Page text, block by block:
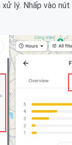
lý. Nhấp vào nút